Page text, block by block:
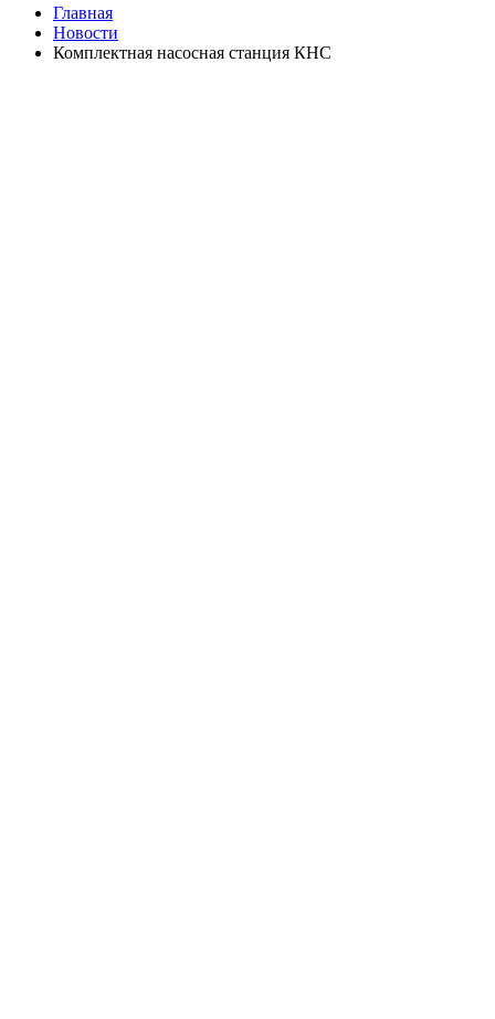
Главная
Новости
Комплектная насосная станция КНС